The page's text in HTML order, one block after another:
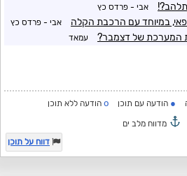
אבי - פרדס כץ
במיוחד עם הרכבת הקלה אבי - פרדס כץ
המערכת של דצמבר? עמאד
● הודעה עם תוכן o הודעה ללא תוכן
מדווח מלב ים
דווח על תוכן